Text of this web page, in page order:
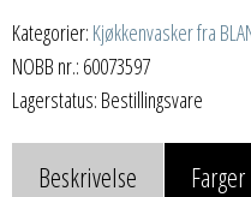
Kategorier: Kjøkkenvasker fra
NOBB nr.: 60073597
Lagerstatus: Bestillingsvare
Beskrivelse Farger